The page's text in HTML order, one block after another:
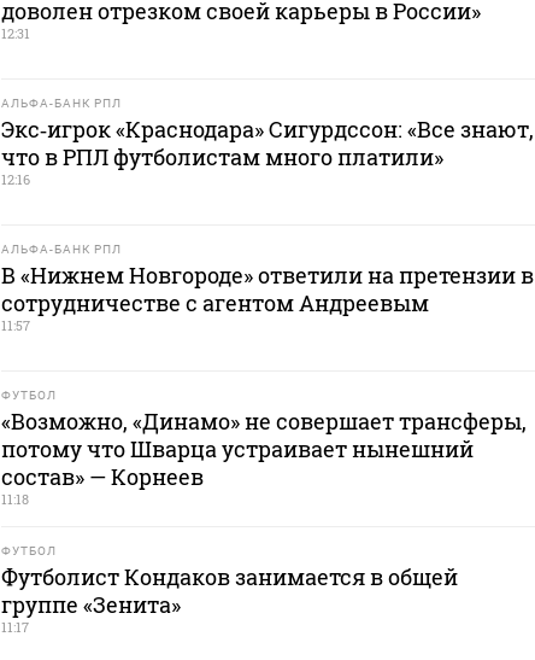
доволен отрезком своей карьеры в России»
12:31
АЛЬФА-БАНК РПЛ
Экс‑игрок «Краснодара» Сигурдссон: «Все знают,
что в РПЛ футболистам много платили»
12:16
АЛЬФА-БАНК РПЛ
В «Нижнем Новгороде» ответили на претензии в
сотрудничестве с агентом Андреевым
11:57
ФУТБОЛ
«Возможно, «Динамо» не совершает трансферы,
потому что Шварца устраивает нынешний
состав» — Корнеев
11:18
ФУТБОЛ
Футболист Кондаков занимается в общей
группе «Зенита»
11:17